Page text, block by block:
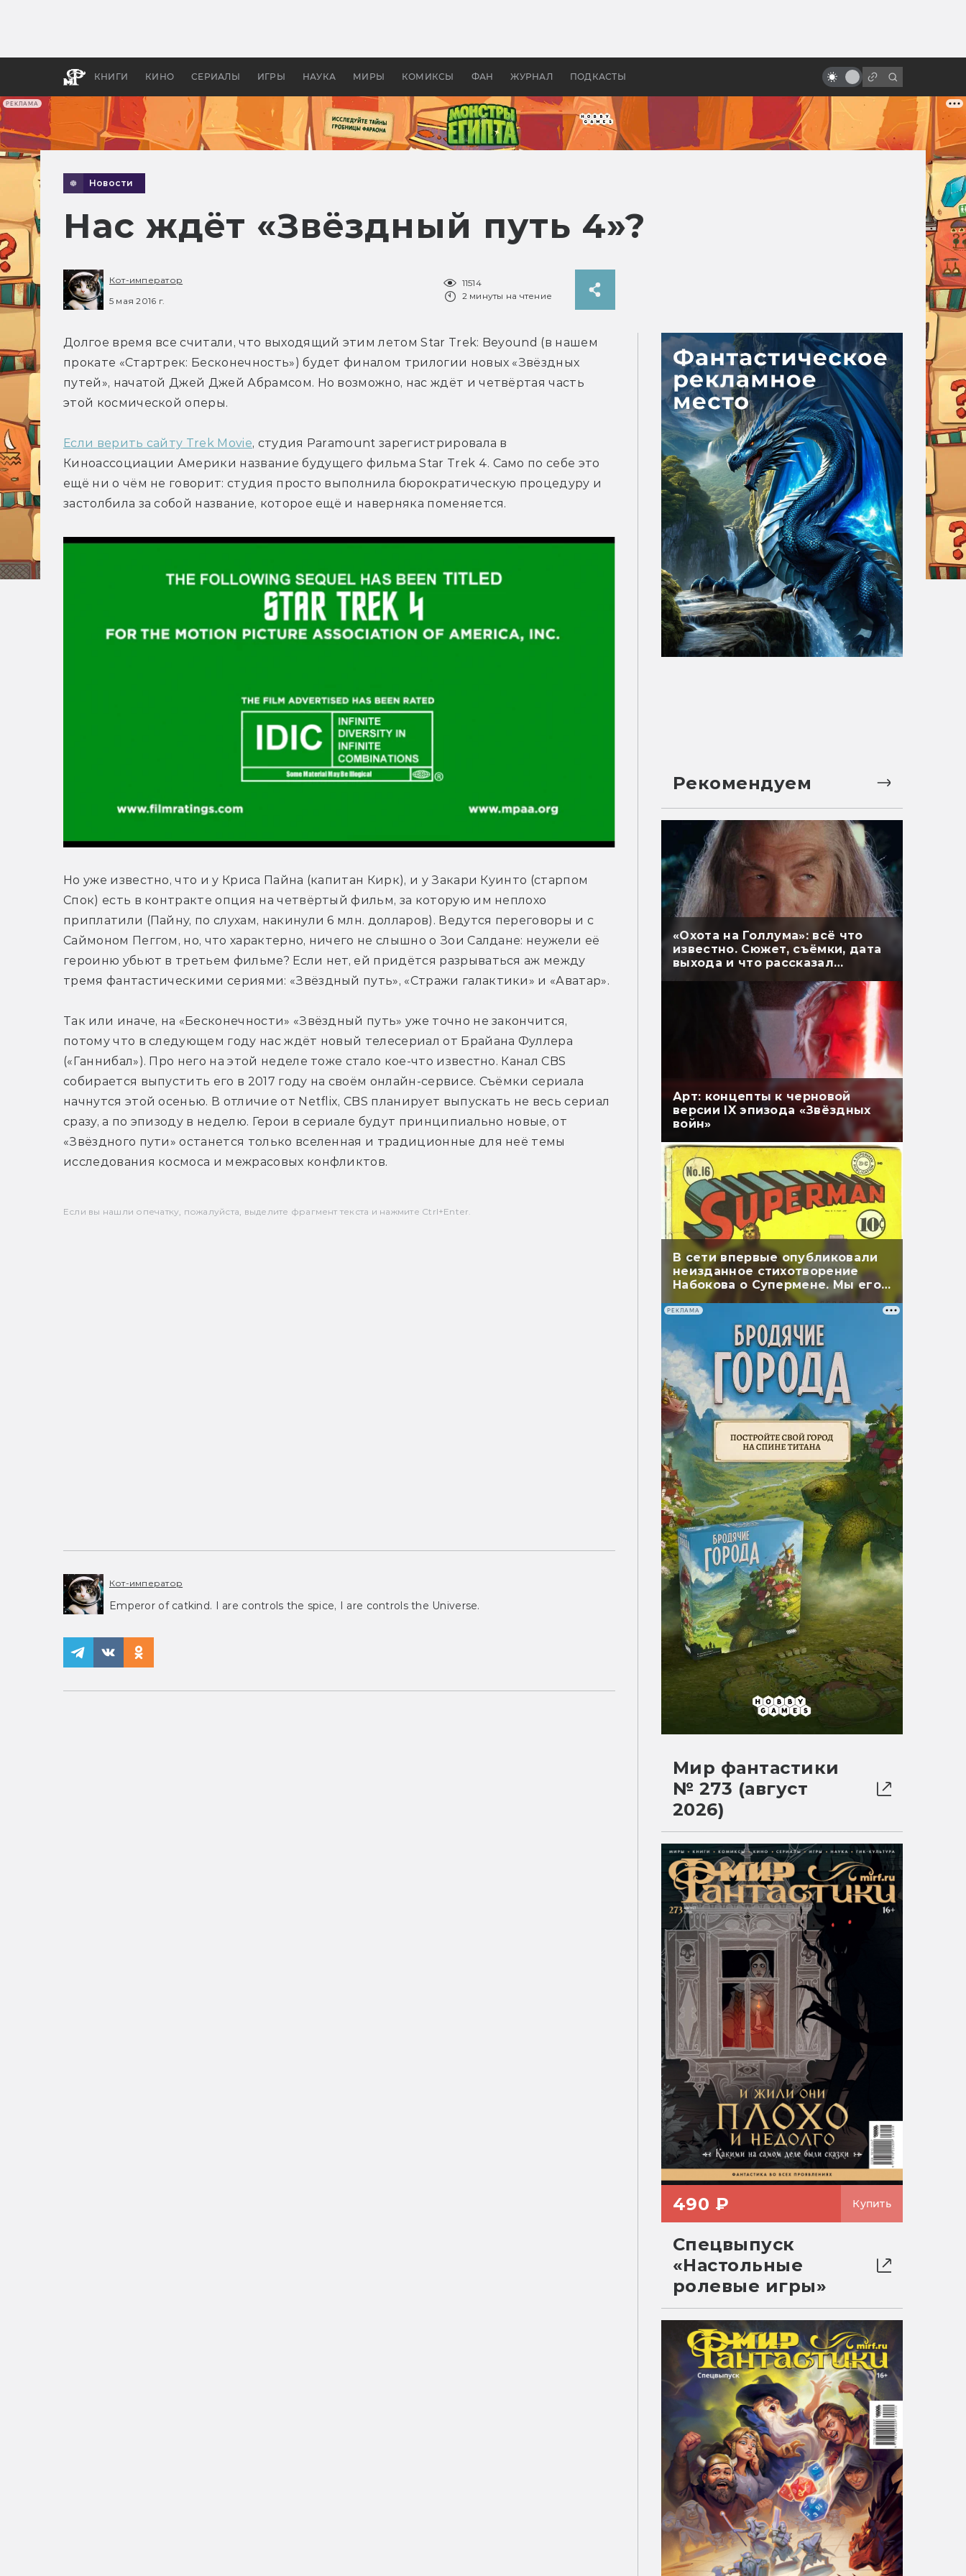
РЕКЛАМА
КНИГИ КИНО СЕРИАЛЫ ИГРЫ НАУКА МИРЫ КОМИКСЫ ФАН ЖУРНАЛ ПОДКАСТЫ
апокалипсис, в России —
бы «Властелина колец»
доска?
Новости
Нас ждёт «Звёздный путь 4»?
Кот-император
5 мая 2016 г.
11514
2 минуты на чтение
Долгое время все считали, что выходящий этим летом Star Trek: Beyound (в нашем
прокате «Стартрек: Бесконечность») будет финалом трилогии новых «Звёздных
путей», начатой Джей Джей Абрамсом. Но возможно, нас ждёт и четвёртая часть
этой космической оперы.
Если верить сайту Trek Movie, студия Paramount зарегистрировала в
Киноассоциации Америки название будущего фильма Star Trek 4. Само по себе это
ещё ни о чём не говорит: студия просто выполнила бюрократическую процедуру и
застолбила за собой название, которое ещё и наверняка поменяется.
Но уже известно, что и у Криса Пайна (капитан Кирк), и у Закари Куинто (старпом
Спок) есть в контракте опция на четвёртый фильм, за которую им неплохо
приплатили (Пайну, по слухам, накинули 6 млн. долларов). Ведутся переговоры и с
Саймоном Пеггом, но, что характерно, ничего не слышно о Зои Салдане: неужели её
героиню убьют в третьем фильме? Если нет, ей придётся разрываться аж между
тремя фантастическими сериями: «Звёздный путь», «Стражи галактики» и «Аватар».
Так или иначе, на «Бесконечности» «Звёздный путь» уже точно не закончится,
потому что в следующем году нас ждёт новый телесериал от Брайана Фуллера
(«Ганнибал»). Про него на этой неделе тоже стало кое-что известно. Канал CBS
собирается выпустить его в 2017 году на своём онлайн-сервисе. Съёмки сериала
начнутся этой осенью. В отличие от Netflix, CBS планирует выпускать не весь сериал
сразу, а по эпизоду в неделю. Герои в сериале будут принципиально новые, от
«Звёздного пути» останется только вселенная и традиционные для неё темы
исследования космоса и межрасовых конфликтов.
Если вы нашли опечатку, пожалуйста, выделите фрагмент текста и нажмите Ctrl+Enter.
Кот-император
Emperor of catkind. I are controls the spice, I are controls the Universe.
Рекомендуем
«Охота на Голлума»: всё что
известно. Сюжет, съёмки, дата
выхода и что рассказал
Арт: концепты к черновой
версии IX эпизода «Звёздных
войн»
В сети впервые опубликовали
неизданное стихотворение
Набокова о Супермене. Мы его
перевели
РЕКЛАМА
Мир фантастики
№ 273 (август
2026)
490 ₽ Купить
Спецвыпуск
«Настольные
ролевые игры»